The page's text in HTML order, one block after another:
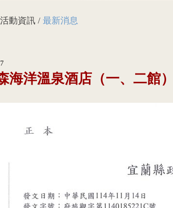
動資訊 / 最新消息
海洋溫泉酒店（一、二館